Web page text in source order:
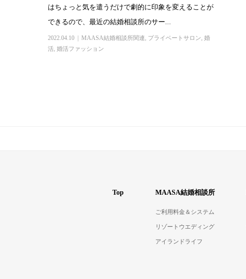
はちょっと気を遣うだけで劇的に印象を変えることが
できるので、最近の結婚相談所のサー...
2022.04.10 MAASA結婚相談所関連 プライベートサロン 婚
活 婚活ファッション
Top MAASA結婚相談所
ご利用料金＆システム
リゾートウエディング
アイランドライフ